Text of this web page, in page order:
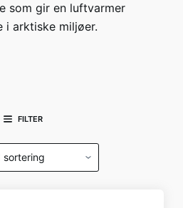
som gir en luftvarmer
i arktiske miljøer.
FILTER